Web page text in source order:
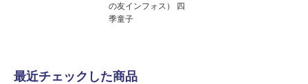
の友インフォス） 四
季童子
最近チェックした商品